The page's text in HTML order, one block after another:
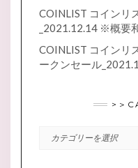
COINLIST コインリ
_2021.12.14 ※概要
COINLIST コインリ
ークンセール
>＞